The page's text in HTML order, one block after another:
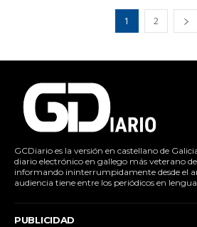
1 2
GCDiario es la versión en castellano de
diario electrónico en gallego más veterano
informando ininterrumpidamente desde el
audiencia tiene entre los periódicos en
PUBLICIDAD